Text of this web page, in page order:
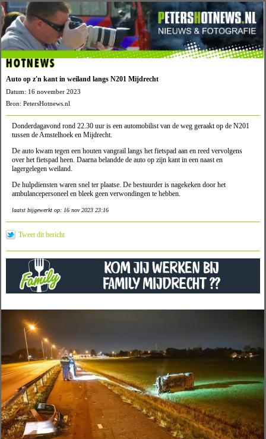
HOTNEWS
Auto op z'n kant in weiland langs N201 Mijdrecht
Datum: 16 november 2023
Bron: PetersHotnews.nl
Donderdagavond rond 22.30 uur is een automobilist van de weg geraakt op de N201
tussen de Amstelhoek en Mijdrecht.
De auto kwam tegen een houten vangrail langs het fietspad aan en reed vervolgens
over het fietspad heen. Daarna belandde de auto op zijn kant in een naast en
lagergelegen weiland.
De hulpdiensten waren snel ter plaatse. De bestuurder is nagekeken door het
ambulancepersoneel en bleek geen verwondingen te hebben.
laatst bijgewerkt op: 16 nov 2023 23:16
Tweet dit bericht